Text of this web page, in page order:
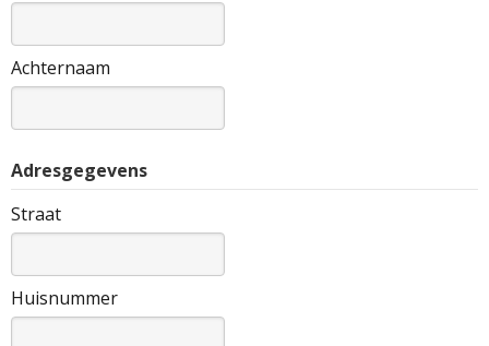
Achternaam
Adresgegevens
Straat
Huisnummer